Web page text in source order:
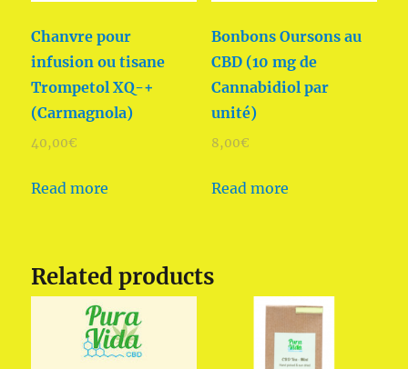
Chanvre pour
infusion ou tisane
Trompetol XQ-+
(Carmagnola)
40,00€
Read more
Bonbons Oursons au
CBD (10 mg de
Cannabidiol par
unité)
8,00€
Read more
Related products